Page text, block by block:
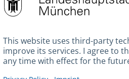
Ruppertstr. 19
80466 München